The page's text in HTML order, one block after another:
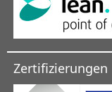
Zertifizierungen